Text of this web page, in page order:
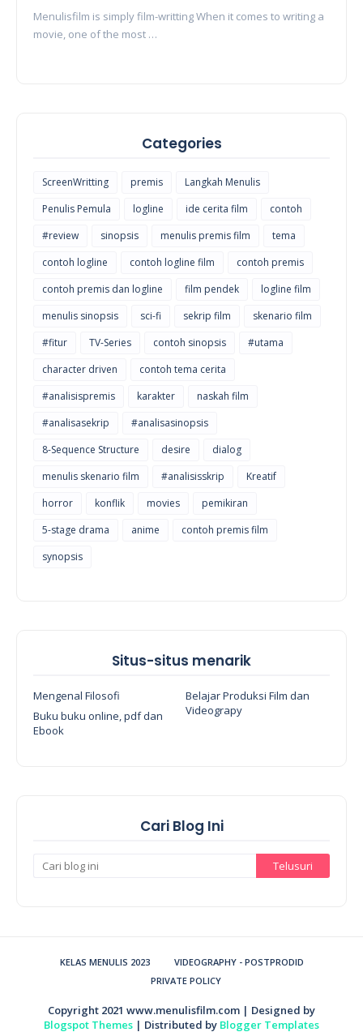
Menulisfilm is simply film-writting When it comes to writing a
movie, one of the most …
Categories
ScreenWritting premis
Langkah Menulis
Penulis Pemula
logline ide cerita film
contoh
#review
sinopsis menulis premis film
tema
contoh logline
contoh logline film
contoh premis
contoh premis dan logline
film pendek
logline film
menulis sinopsis
sci-fi sekrip film
skenario film
#fitur
TV-Series contoh sinopsis
#utama
character driven
contoh tema cerita
#analisispremis
karakter
naskah film
#analisasekrip
#analisasinopsis
8-Sequence Structure
desire
dialog
menulis skenario film
#analisisskrip
Kreatif
horror
konflik movies
pemikiran
5-stage drama
anime
contoh premis film
synopsis
Situs-situs menarik
Mengenal Filosofi
Belajar Produksi Film dan
Videograpy
Buku buku online, pdf dan
Ebook
Cari Blog Ini
KELAS MENULIS 2023
VIDEOGRAPHY - POSTPRODID
PRIVATE POLICY
Copyright 2021 www.menulisfilm.com | Designed by
Blogspot Themes | Distributed by Blogger Templates